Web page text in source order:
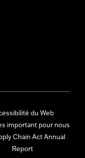
du Web
important pour nous
Chain Act Annual
Report